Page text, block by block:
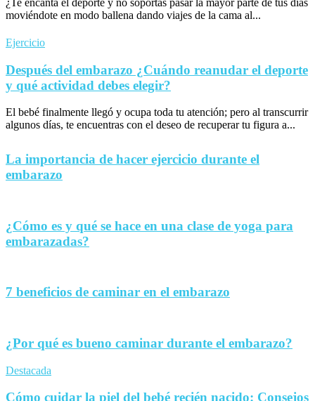
moviéndote en modo ballena dando viajes de la cama al...
Ejercicio
Después del embarazo ¿Cuándo reanudar el deporte
y qué actividad debes elegir?
El bebé finalmente llegó y ocupa toda tu atención; pero al transcurrir
algunos días, te encuentras con el deseo de recuperar tu figura a...
La importancia de hacer ejercicio durante el
embarazo
¿Cómo es y qué se hace en una clase de yoga para
embarazadas?
7 beneficios de caminar en el embarazo
¿Por qué es bueno caminar durante el embarazo?
Destacada
Cómo cuidar la piel del bebé recién nacido: Consejos